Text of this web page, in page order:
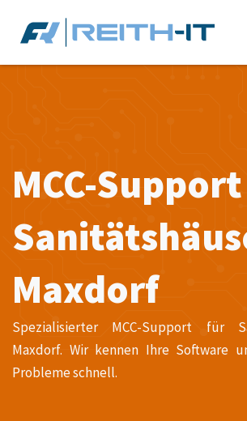
MCC-
Maxdorf
Spezialisierter MCC-Support für
Maxdorf. Wir kennen Ihre Software
Probleme schnell.